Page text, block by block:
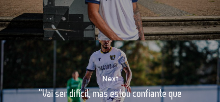
Next
"Vai ser difícil, mas estou confiante que